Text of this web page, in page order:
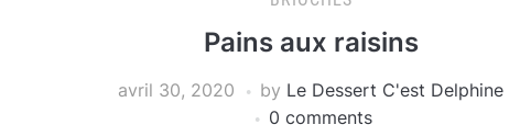
Pains aux raisins
avril 30, 2020 by Le Dessert C'est Delphine
0 comments